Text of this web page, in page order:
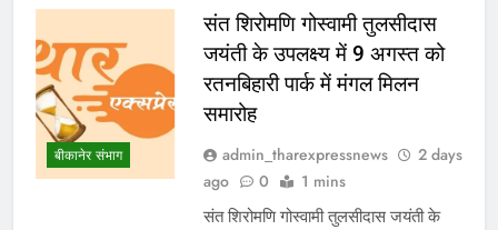
बीकानेर संभाग
संत शिरोमणि गोस्वामी तुलसीदास
जयंती के उपलक्ष्य में 9 अगस्त को
रतनबिहारी पार्क में मंगल मिलन
समारोह
admin_tharexpressnews
2 days
ago
0 1 mins
संत शिरोमणि गोस्वामी तुलसीदास जयंती के